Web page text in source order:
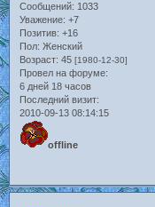
Сообщений: 1033
Уважение: +7
Позитив: +16
Пол: Женский
Возраст: 45 [1980-12-30]
Провел на форуме:
6 дней 18 часов
Последний визит:
2010-09-13 08:14:15
offline